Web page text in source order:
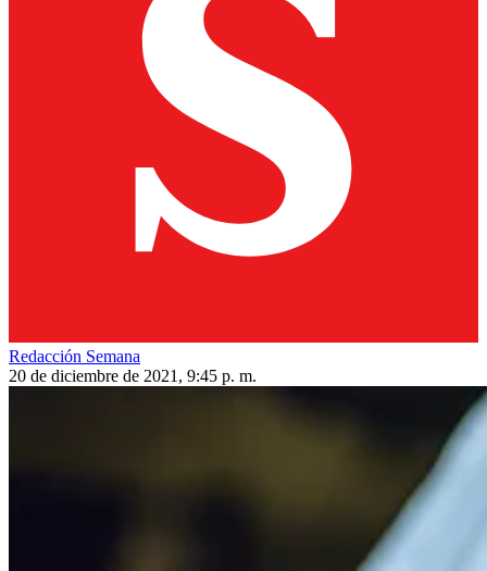
Redacción Semana
20 de diciembre de 2021, 9:45 p. m.